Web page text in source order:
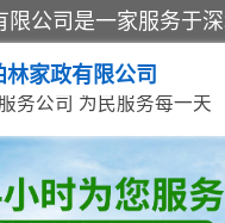
林家政有限公司
务公司 为民服务每一天